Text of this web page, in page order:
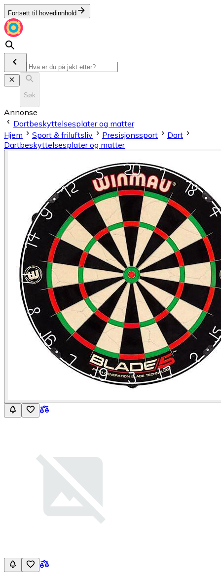
Fortsett til hovedinnhold
Søk
Annonse
Dartbeskyttelsesplater og matter
Hjem
Sport & friluftsliv Presisjonssport
Dart
Dartbeskyttelsesplater og matter